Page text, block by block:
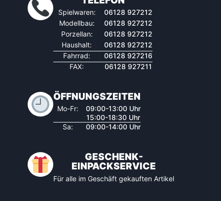
Spielwaren:
06128 927212
Modellbau:
06128 927212
Porzellan:
06128 927212
Haushalt:
06128 927212
Fahrrad:
06128 927216
FAX:
06128 927211
ÖFFNUNGSZEITEN
Mo-Fr:
09:00-13:00 Uhr
15:00-18:30 Uhr
Sa:
09:00-14:00 Uhr
GESCHENK-
EINPACKSERVICE
Für alle im Geschäft gekauften Artikel